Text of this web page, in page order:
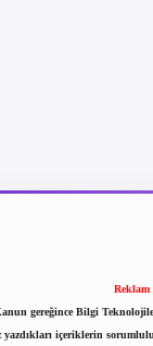
Reklam
gereğince Bilgi
içeriklerin